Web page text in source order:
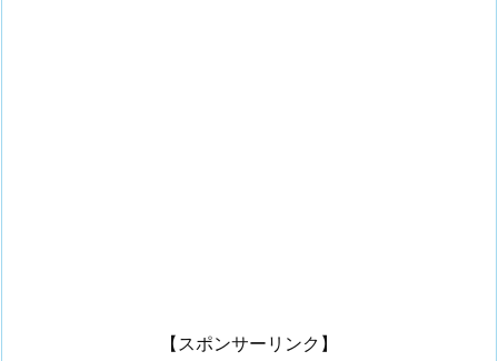
【スポンサーリンク】